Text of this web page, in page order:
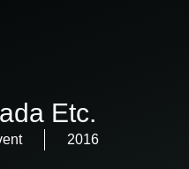
Etc.
2016